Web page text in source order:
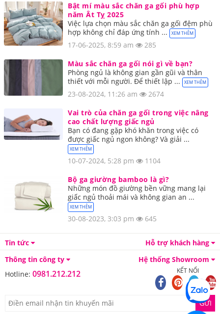
Bật mí màu sắc chăn ga gối phù hợp
năm Ât Tỵ 2025
Việc lựa chọn màu sắc chăn ga gối đệm phù
hợp không chỉ đáp ứng tính ...
XEM THÊM
17-06-2025, 8:59 am
285
Màu sắc chăn ga gối nói gì về bạn?
Phòng ngủ là không gian gần gũi và thân
thiết với mỗi người. Để thiết lập ...
XEM THÊM
23-08-2024, 11:26 am
2674
Vai trò của chăn ga gối trong việc nâng
cao chất lượng giấc ngủ
Bạn có đang gặp khó khăn trong việc có
được giấc ngủ ngon không? Và giải ...
XEM THÊM
10-07-2024, 5:28 pm
1104
Bộ ga giường bamboo là gì?
Những món đồ giường bền vững mang lại
giấc ngủ thoải mái và không gian an ...
XEM THÊM
30-08-2023, 3:03 pm 645
Tin tức
Hỗ trợ khách hàng
Thông tin công ty
Hệ thống Showroom
Hotline: 0981.212.212 KẾT NỐI
GỬI